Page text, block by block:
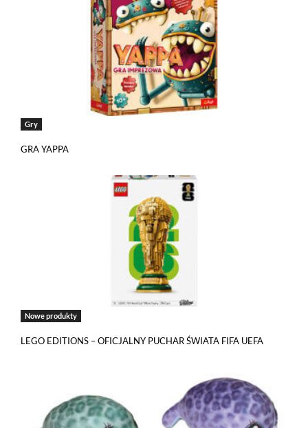
Gry
GRA YAPPA
Nowe produkty
LEGO EDITIONS – OFICJALNY PUCHAR ŚWIATA FIFA UEFA